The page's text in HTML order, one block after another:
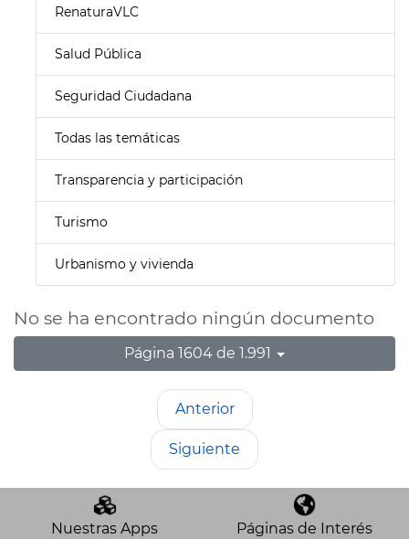
RenaturaVLC
Salud Pública
Seguridad Ciudadana
Todas las temáticas
Transparencia y participación
Turismo
Urbanismo y vivienda
No se ha encontrado ningún documento
Página 1604 de 1.991
Anterior
Siguiente
Nuestras Apps Páginas de Interés